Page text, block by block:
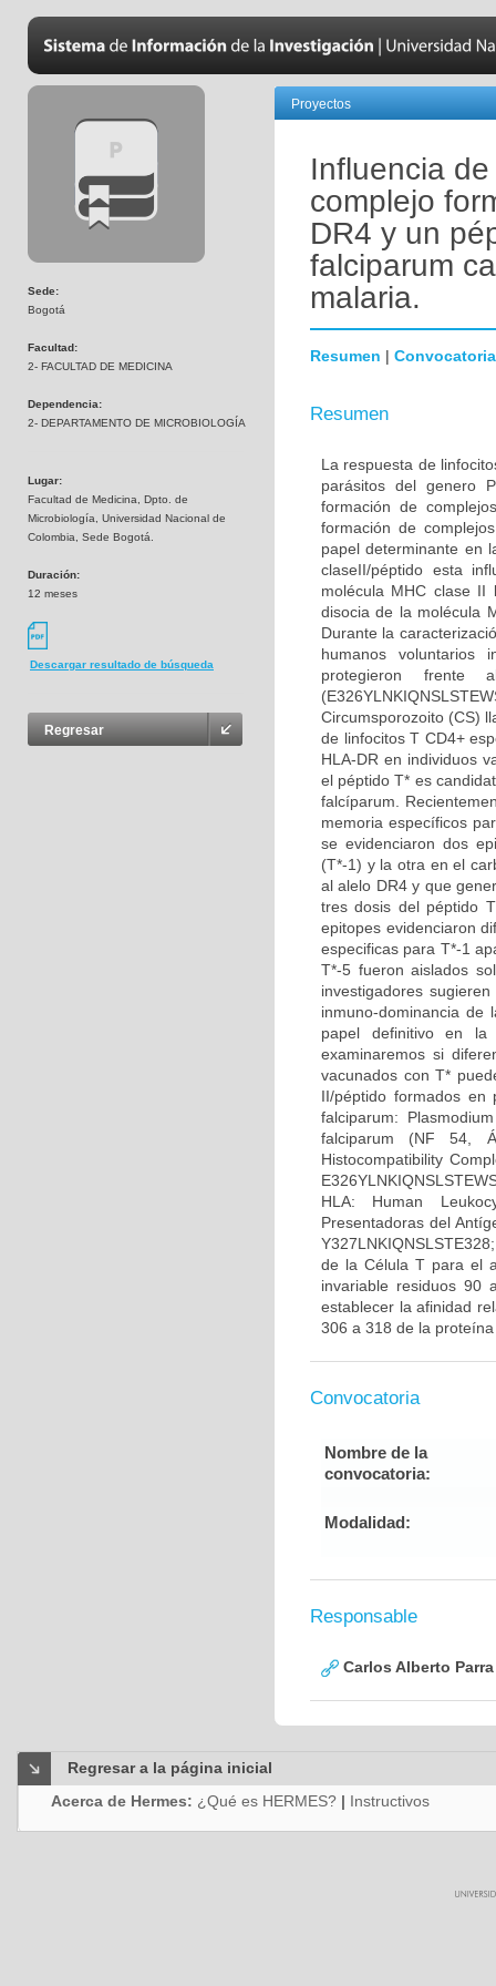
Sede:
Bogotá
Facultad:
2- FACULTAD DE MEDICINA
Dependencia:
2- DEPARTAMENTO DE MICROBIOLOGÍA
Lugar:
Facultad de Medicina, Dpto. de
Microbiología, Universidad Nacional de
Colombia, Sede Bogotá.
Duración:
12 meses
Descargar resultado de búsqueda
Regresar
Proyectos
Influencia
complejo
DR4 y un
falciparum
malaria.
Resumen | Convocatoria
Resumen
La respuesta de
parásitos del genero
formación de
formación de
papel determinante en
claseII/péptido esta
molécula MHC clase
disocia de la molécula
Durante la
humanos voluntarios
protegieron
Circumsporozoito (CS)
de linfocitos T CD4+
HLA-DR en individuos
el péptido T* es
falcíparum.
memoria específicos
se evidenciaron dos
(T*-1) y la otra en el
al alelo DR4 y que
tres dosis del péptido
epitopes evidenciaron
especificas para T*-1
T*-5 fueron aislados
investigadores
inmuno-dominancia de
papel definitivo en
examinaremos si
vacunados con T*
II/péptido formados en
falciparum:
falciparum (NF 54,
Histocompatibility
HLA: Human
Presentadoras del
de la Célula T para el
invariable residuos 90
establecer la afinidad
306 a 318 de la
Convocatoria
Nombre de la
convocatoria:
Modalidad:
Responsable
Carlos Alberto
Regresar a la página inicial
Acerca de Hermes: ¿Qué es HERMES? | Instructivos